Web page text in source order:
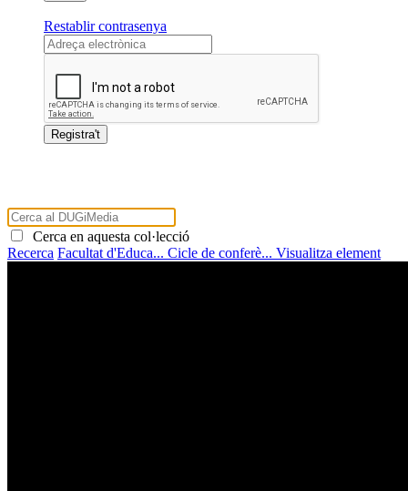
Restablir contrasenya
Cerca en aquesta col·lecció
Recerca Facultat d'Educa... Cicle de conferè... Visualitza element